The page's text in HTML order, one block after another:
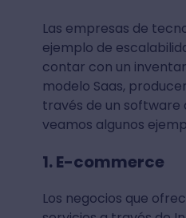
Las empresas de
ejemplo de
contar con un
modelo Saas,
través de un software
veamos algunos
1. E-commerce
Los negocios que